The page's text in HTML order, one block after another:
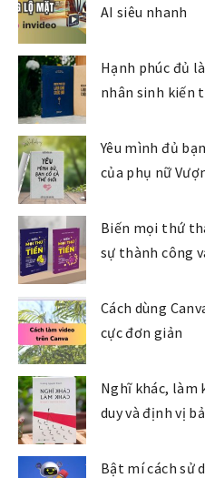
AI siêu nhanh
Hạnh phúc đủ
nhân sinh kiến
Yêu mình đủ
của phụ nữ
Biến mọi thứ
sự thành công
Cách dùng
cực đơn giản
Nghĩ khác, làm
duy và định vị
Bật mí cách sử